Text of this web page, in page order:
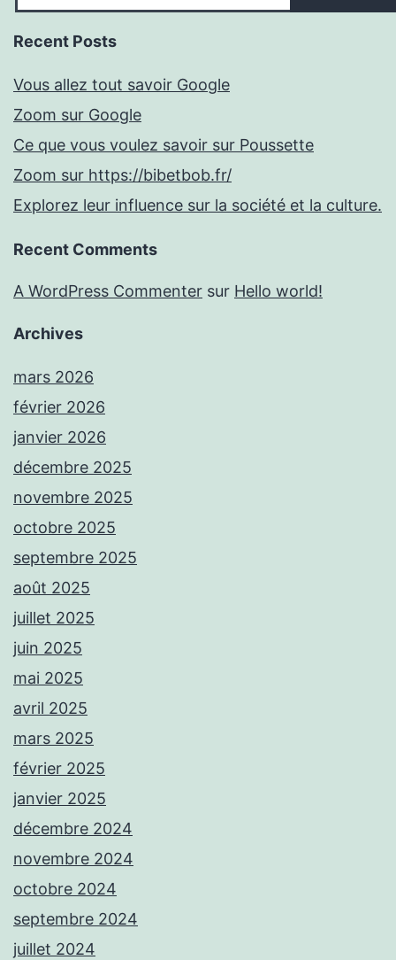
Recent Posts
Vous allez tout savoir Google
Zoom sur Google
Ce que vous voulez savoir sur Poussette
Zoom sur https://bibetbob.fr/
Explorez leur influence sur la société et la culture.
Recent Comments
A WordPress Commenter sur Hello world!
Archives
mars 2026
février 2026
janvier 2026
décembre 2025
novembre 2025
octobre 2025
septembre 2025
août 2025
juillet 2025
juin 2025
mai 2025
avril 2025
mars 2025
février 2025
janvier 2025
décembre 2024
novembre 2024
octobre 2024
septembre 2024
juillet 2024